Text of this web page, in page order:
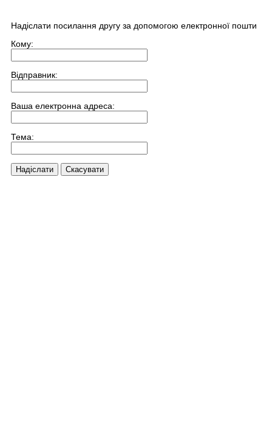
Надіслати посилання другу за допомогою електронної пошти
Кому:
Відправник:
Ваша електронна адреса:
Тема:
Надіслати Скасувати